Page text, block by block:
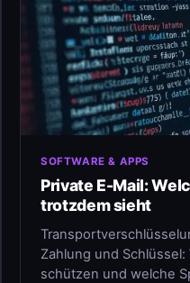
SOFTWARE & APPS
Private E-Mail:
trotzdem sieht
Zahlung und
schützen und welche